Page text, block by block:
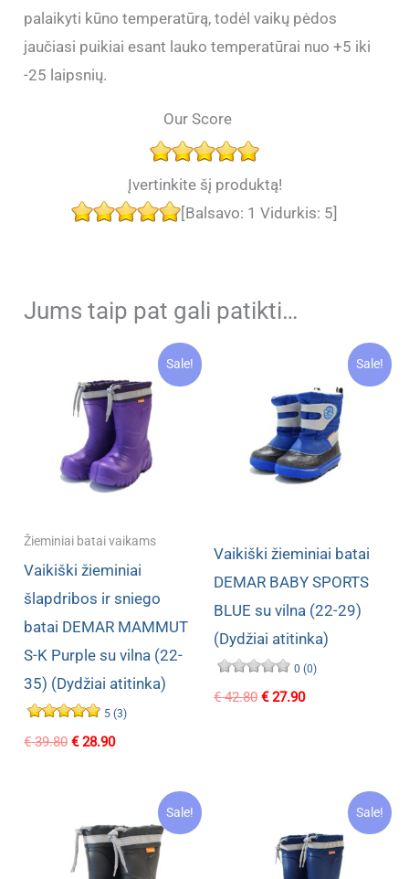
palaikyti kūno temperatūrą, todėl vaikų pėdos
jaučiasi puikiai esant lauko temperatūrai nuo +5 iki
-25 laipsnių.
Our Score
Įvertinkite šį produktą!
[Balsavo: 1 Vidurkis: 5]
Jums taip pat gali patikti…
Sale!
Žieminiai batai vaikams
Vaikiški žieminiai
šlapdribos ir sniego
batai DEMAR MAMMUT
S-K Purple su vilna (22-
35) (Dydžiai atitinka)
5 (3)
€39.80 Original
€28.90Current
Sale!
Vaikiški žieminiai batai
DEMAR BABY SPORTS
BLUE su vilna (22-29)
(Dydžiai atitinka)
0 (0)
€42.80 Original
€27.90Current
Sale! Sale!